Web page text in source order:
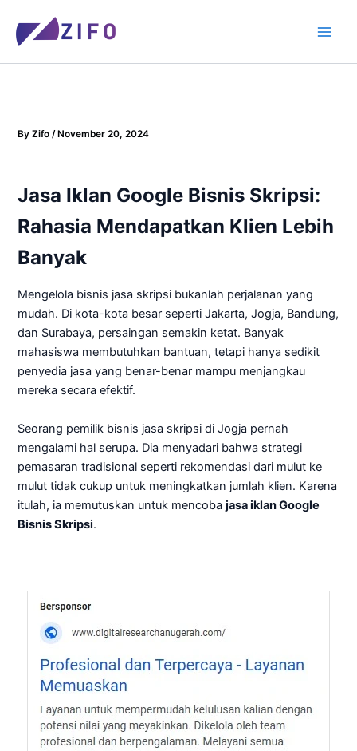
content
ByZifo/ November 20, 2024
Jasa Iklan Google Bisnis Skripsi:
Rahasia Mendapatkan Klien Lebih
Banyak
Mengelola bisnis jasa skripsi bukanlah perjalanan yang
mudah. Di kota-kota besar seperti Jakarta, Jogja, Bandung,
dan Surabaya, persaingan semakin ketat. Banyak
mahasiswa membutuhkan bantuan, tetapi hanya sedikit
penyedia jasa yang benar-benar mampu menjangkau
mereka secara efektif.
Seorang pemilik bisnis jasa skripsi di Jogja pernah
mengalami hal serupa. Dia menyadari bahwa strategi
pemasaran tradisional seperti rekomendasi dari mulut ke
mulut tidak cukup untuk meningkatkan jumlah klien. Karena
itulah, ia memutuskan untuk mencobajasa iklan Google
Bisnis Skripsi.